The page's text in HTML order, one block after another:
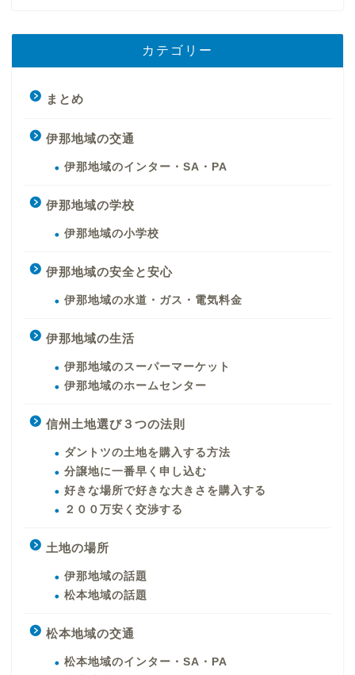
カテゴリー
まとめ
伊那地域の交通
伊那地域のインター・SA・PA
伊那地域の学校
伊那地域の小学校
伊那地域の安全と安心
伊那地域の水道・ガス・電気料金
伊那地域の生活
伊那地域のスーパーマーケット
伊那地域のホームセンター
信州土地選び３つの法則
ダントツの土地を購入する方法
分譲地に一番早く申し込む
好きな場所で好きな大きさを購入する
２００万安く交渉する
土地の場所
伊那地域の話題
松本地域の話題
松本地域の交通
松本地域のインター・SA・PA